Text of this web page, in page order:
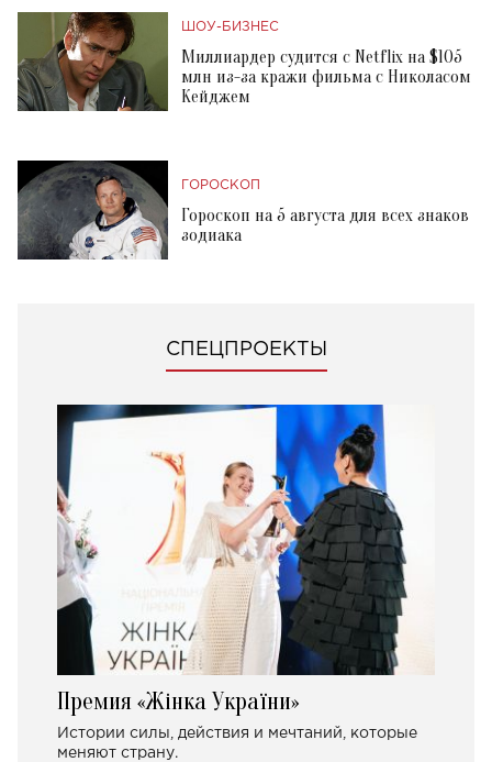
ШОУ-БИЗНЕС
Миллиардер судится с Netflix на $105
млн из-за кражи фильма с Николасом
Кейджем
ГОРОСКОП
Гороскоп на 5 августа для всех знаков
зодиака
СПЕЦПРОЕКТЫ
Премия «Жінка України»
Истории силы, действия и мечтаний, которые
меняют страну.